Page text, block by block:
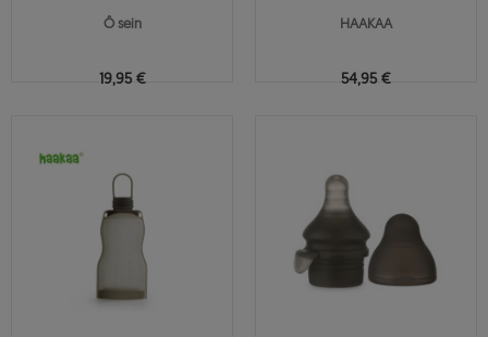
Ô sein
19,95 €
HAAKAA
54,95 €